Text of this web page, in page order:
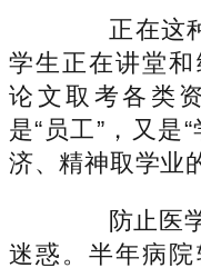
正在这种
学生正在讲堂
论文取考各类
是“员工”，又是
济、精神取学业
防止医学
迷惑。半年病